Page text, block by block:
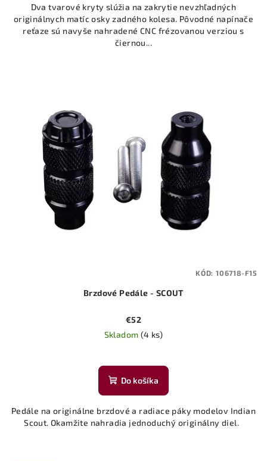
Dva tvarové kryty slúžia na zakrytie nevzhľadných
originálnych matíc osky zadného kolesa. Pôvodné napínače
reťaze sú navyše nahradené CNC frézovanou verziou s
čiernou...
Brzdové Pedále - SCOUT
€52
Skladom (4 ks)
Do košíka
Pedále na originálne brzdové a radiace páky modelov Indian
Scout. Okamžite nahradia jednoduchý originálny diel.
KÓD: 106718-F15